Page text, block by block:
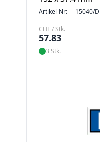
Artikel-Nr: 15040/D
CHF / Stk.
57.83
3 Stk.